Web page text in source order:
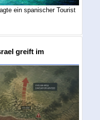
ein spanischer Tourist
greift im